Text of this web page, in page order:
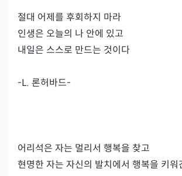
절대 어제를 후회하지 마라
인생은 오늘의 나 안에 있고
내일은 스스로 만드는 것이다
-L. 론허바드-
​어리석은 자는 멀리서 행복을 찾고
현명한 자는 자신의 발치에서 행복을 키워